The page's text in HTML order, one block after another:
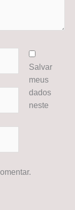
Salvar
meus
dados
neste